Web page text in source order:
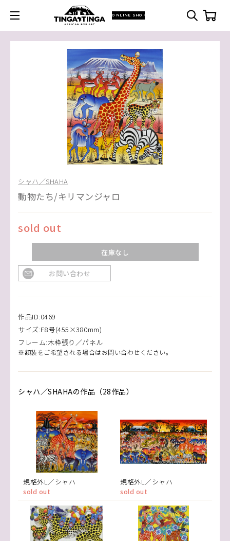
ONLINE SHOP
シャハ／SHAHA
動物たち/キリマンジャロ
sold out
在庫なし
お問い合わせ
作品ID:0469
サイズ:F8号(455×380mm)
フレーム:木枠張り／パネル
※額装をご希望される場合はお問い合わせください。
シャハ／SHAHAの作品（28作品）
規格外L／シャハ
sold out
規格外L／シャハ
sold out